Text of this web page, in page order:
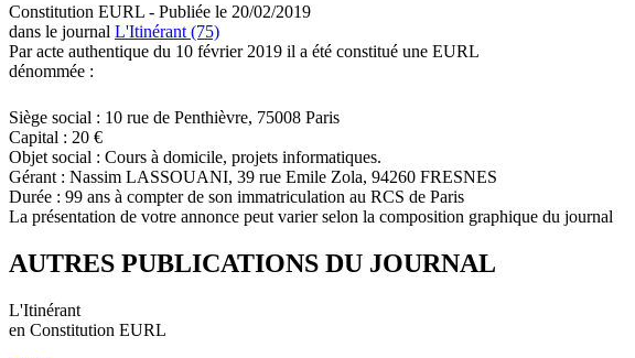
Constitution EURL - Publiée le 20/02/2019
dans le journal L'Itinérant (75)
Par acte authentique du 10 février 2019 il a été constitué une EURL
dénommée :
Siège social : 10 rue de Penthièvre, 75008 Paris
Capital : 20 €
Objet social : Cours à domicile, projets informatiques.
Gérant : Nassim LASSOUANI, 39 rue Emile Zola, 94260 FRESNES
Durée : 99 ans à compter de son immatriculation au RCS de Paris
La présentation de votre annonce peut varier selon la composition graphique du journal
AUTRES PUBLICATIONS DU JOURNAL
L'Itinérant
en Constitution EURL